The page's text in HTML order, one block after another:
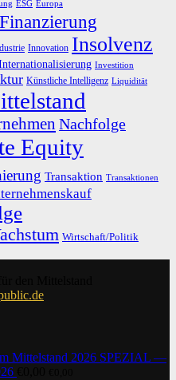
ESG Europa
Finanzierung
Innovation Insolvenz
Investition
Künstliche Intelligenz Liquidität
Nachfolge
Equity
Transaktion Transaktionen
Wirtschaft/Politik
SPEZIAL —